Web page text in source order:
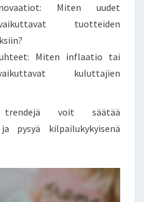
Miten uudet
tuotteiden
Miten inflaatio tai
kuluttajien
voit säätää
pysyä kilpailukykyisenä